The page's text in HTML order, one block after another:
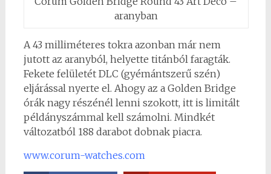
aranyban
A 43 milliméteres tokra azonban már nem
jutott az aranyból, helyette titánból faragták.
Fekete felületét DLC (gyémántszerű szén)
eljárással nyerte el. Ahogy az a Golden Bridge
órák nagy részénél lenni szokott, itt is limitált
példányszámmal kell számolni. Mindkét
változatból 188 darabot dobnak piacra.
www.corum-watches.com